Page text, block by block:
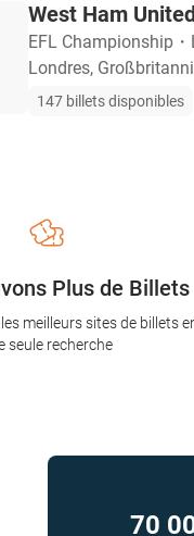
West Ham
EFL Championship ・
Londres,
147 billets disponibles
Plus de Billets
meilleurs sites de billets
seule recherche
70